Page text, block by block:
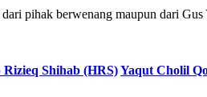
pihak berwenang maupun dari
Rizieq Shihab (HRS)Yaqut Cholil